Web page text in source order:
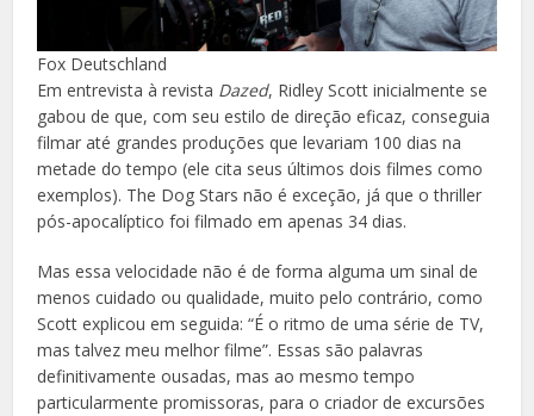
Fox Deutschland
Em entrevista à revista Dazed, Ridley Scott inicialmente se
gabou de que, com seu estilo de direção eficaz, conseguia
filmar até grandes produções que levariam 100 dias na
metade do tempo (ele cita seus últimos dois filmes como
exemplos). The Dog Stars não é exceção, já que o thriller
pós-apocalíptico foi filmado em apenas 34 dias.
Mas essa velocidade não é de forma alguma um sinal de
menos cuidado ou qualidade, muito pelo contrário, como
Scott explicou em seguida: “É o ritmo de uma série de TV,
mas talvez meu melhor filme”. Essas são palavras
definitivamente ousadas, mas ao mesmo tempo
particularmente promissoras, para o criador de excursões